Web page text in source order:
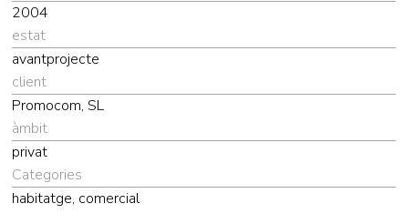
2004
estat
avantprojecte
client
Promocom, SL
àmbit
privat
Categories
habitatge, comercial